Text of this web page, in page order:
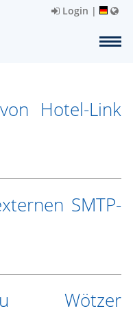
Login |
Hotel-Link
SMTP-
Wötzer